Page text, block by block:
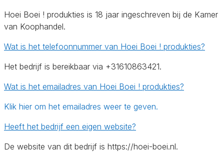
Hoei Boei ! produkties is 18 jaar ingeschreven bij de Kamer
van Koophandel.
Wat is het telefoonnummer van Hoei Boei ! produkties?
Het bedrijf is bereikbaar via +31610863421.
Wat is het emailadres van Hoei Boei ! produkties?
Klik hier om het emailadres weer te geven.
Heeft het bedrijf een eigen website?
De website van dit bedrijf is https://hoei-boei.nl.